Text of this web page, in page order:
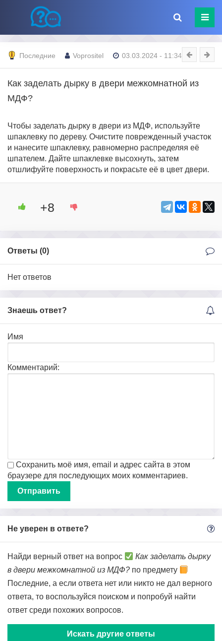
Последние Voprositel 03.03.2024 - 11:34
Как заделать дырку в двери межкомнатной из
МДФ?
Чтобы заделать дырку в двери из МДФ, используйте
шпаклевку по дереву. Очистите поврежденный участок
и нанесите шпаклевку, равномерно распределяя её
шпателем. Дайте шпаклевке высохнуть, затем
отшлифуйте поверхность и покрасьте её в цвет двери.
+8
Ответы (0)
Нет ответов
Знаешь ответ?
Имя
Комментарий:
Сохранить моё имя, email и адрес сайта в этом
браузере для последующих моих комментариев.
Не уверен в ответе?
Найди верный ответ на вопрос
Как заделать дырку
в двери межкомнатной из МДФ? по предмету
Последние, а если ответа нет или никто не дал верного
ответа, то воспользуйся поиском и попробуй найти
ответ среди похожих вопросов.
Искать другие ответы